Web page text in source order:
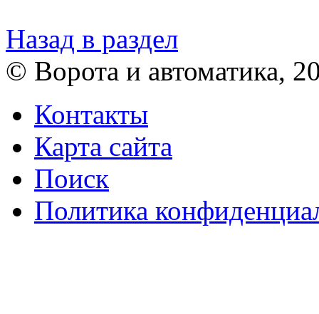
Назад в раздел
© Ворота и автоматика,
Контакты
Карта сайта
Поиск
Политика